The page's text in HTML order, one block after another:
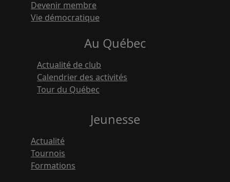
Devenir membre
Vie démocratique
Au Québec
Actualité de club
Calendrier des activités
Tour du Québec
Jeunesse
Actualité
Tournois
Formations